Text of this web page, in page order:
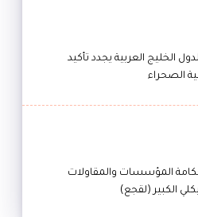
لدول الخليج العربية يجدد تأكيد
الصحراء
المؤسسات والمقاولات
الكبير (لقجع)